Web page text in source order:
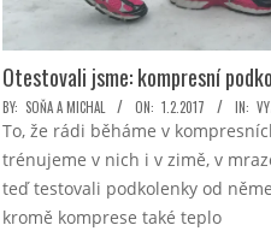
Otestovali jsme: kompresní
2017-
02-
01
BY: SOŇA A MICHAL ON: 1.2.2017 IN:
To, že rádi běháme v
trénujeme v nich i v zimě, v
teď testovali podkolenky od
kromě komprese také teplo